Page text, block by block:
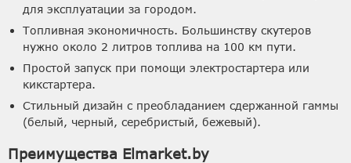
для эксплуатации за городом.
Топливная экономичность. Большинству скутеров
нужно около 2 литров топлива на 100 км пути.
Простой запуск при помощи электростартера или
кикстартера.
Стильный дизайн с преобладанием сдержанной гаммы
(белый, черный, серебристый, бежевый).
Преимущества Elmarket.by